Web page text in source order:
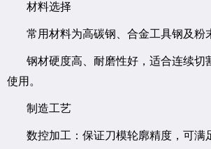
材料选择
常用材料为高碳钢、合金工具钢及粉
钢材硬度高、耐磨性好，适合连续切
使用。
制造工艺
数控加工：保证刀模轮廓精度，可满